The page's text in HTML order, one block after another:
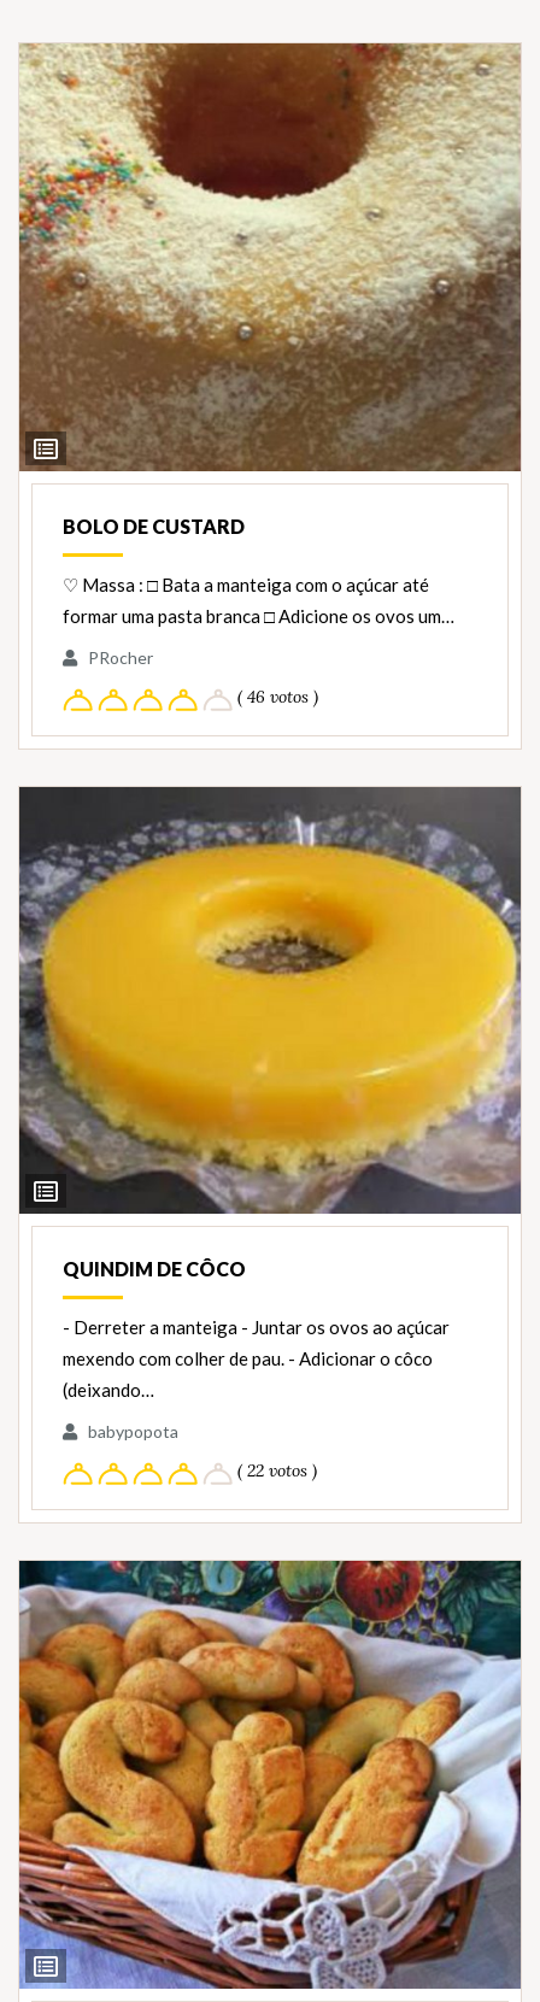
Ver
Ingredientes
BOLO DE CUSTARD
♡ Massa : □ Bata a manteiga com o açúcar até
formar uma pasta branca □ Adicione os ovos um…
PRocher
( 46 votos )
Ver
Ingredientes
QUINDIM DE CÔCO
- Derreter a manteiga - Juntar os ovos ao açúcar
mexendo com colher de pau. - Adicionar o côco
(deixando…
babypopota
( 22 votos )
Ver
Ingredientes